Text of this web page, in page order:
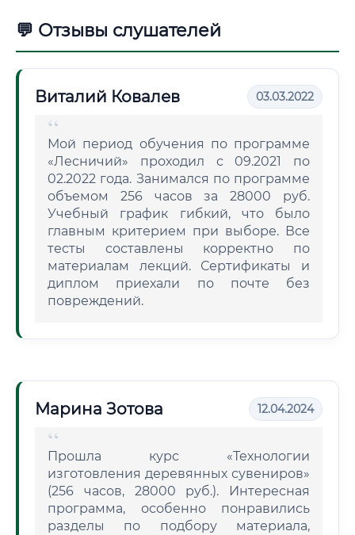
💬 Отзывы слушателей
Виталий Ковалев 03.03.2022
Мой период обучения по программе
«Лесничий» проходил с 09.2021 по
02.2022 года. Занимался по программе
объемом 256 часов за 28000 руб.
Учебный график гибкий, что было
главным критерием при выборе. Все
тесты составлены корректно по
материалам лекций. Сертификаты и
диплом приехали по почте без
повреждений.
Марина Зотова 12.04.2024
Прошла курс «Технологии
изготовления деревянных сувениров»
(256 часов, 28000 руб.). Интересная
программа, особенно понравились
разделы по подбору материала,